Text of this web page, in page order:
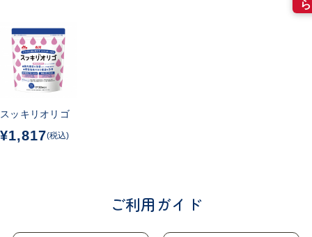
手軽にオリゴ糖を摂取したい方
糖で、大腸まで消化・吸収されず、ビフィズス菌の栄養
源として利用されます
スッキリオリゴ
¥1,817(税込)
ご利用ガイド